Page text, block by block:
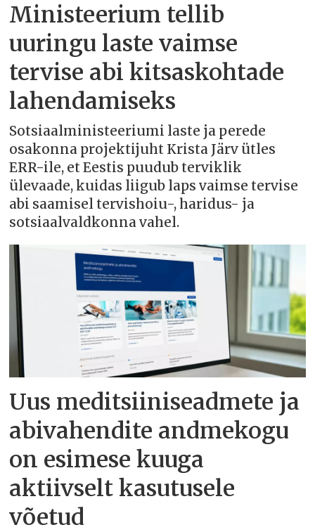
Ministeerium tellib
uuringu laste vaimse
tervise abi kitsaskohtade
lahendamiseks
Sotsiaalministeeriumi laste ja perede
osakonna projektijuht Krista Järv ütles
ERR-ile, et Eestis puudub terviklik
ülevaade, kuidas liigub laps vaimse tervise
abi saamisel tervishoiu-, haridus- ja
sotsiaalvaldkonna vahel.
Uus meditsiiniseadmete ja
abivahendite andmekogu
on esimese kuuga
aktiivselt kasutusele
võetud